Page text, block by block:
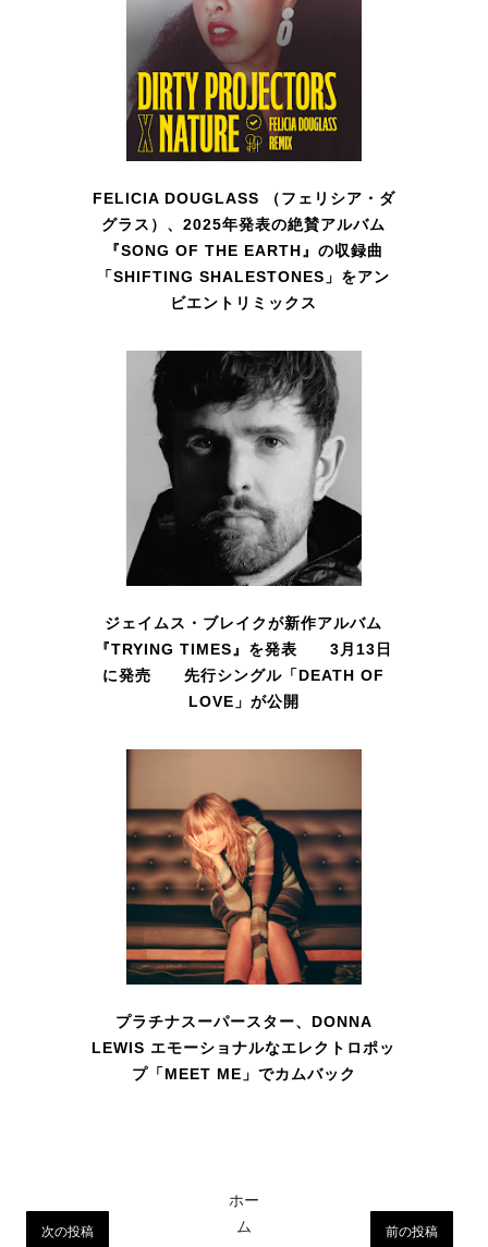
FELICIA DOUGLASS （フェリシア・ダ
グラス）、2025年発表の絶賛アルバム
『SONG OF THE EARTH』の収録曲
「SHIFTING SHALESTONES」をアン
ビエントリミックス
ジェイムス・ブレイクが新作アルバム
『TRYING TIMES』を発表 3月13日
に発売 先行シングル「DEATH OF
LOVE」が公開
プラチナスーパースター、DONNA
LEWIS エモーショナルなエレクトロポッ
プ「MEET ME」でカムバック
次の投稿 前の投稿
ホー
ム